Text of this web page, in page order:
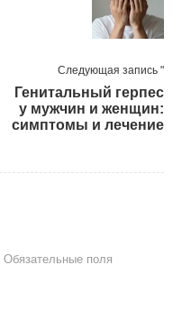
Следующая запись "
Генитальный герпес
у мужчин и женщин:
симптомы и лечение
Обязательные поля